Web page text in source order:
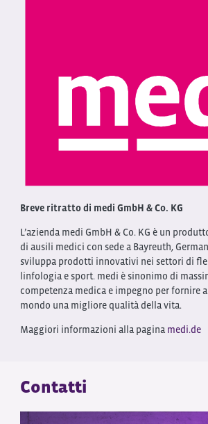
Breve ritratto di medi GmbH & Co. KG
L’azienda medi GmbH & Co. KG è un
di ausili medici con sede a Bayreuth,
sviluppa prodotti innovativi nei settori di
linfologia e sport. medi è sinonimo di
competenza medica e impegno per fornire
mondo una migliore qualità della vita.
Maggiori informazioni alla pagina medi.de
Contatti